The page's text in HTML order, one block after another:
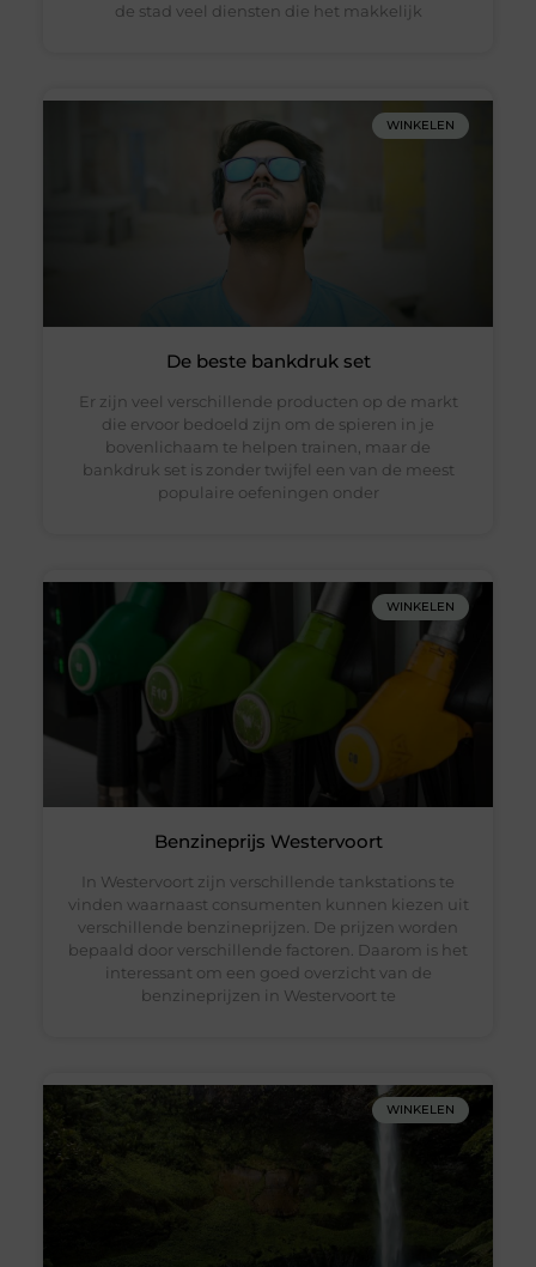
de stad veel diensten die het makkelijk
WINKELEN
De beste bankdruk set
Er zijn veel verschillende producten op de markt
die ervoor bedoeld zijn om de spieren in je
bovenlichaam te helpen trainen, maar de
bankdruk set is zonder twijfel een van de meest
populaire oefeningen onder
WINKELEN
Benzineprijs Westervoort
In Westervoort zijn verschillende tankstations te
vinden waarnaast consumenten kunnen kiezen uit
verschillende benzineprijzen. De prijzen worden
bepaald door verschillende factoren. Daarom is het
interessant om een goed overzicht van de
benzineprijzen in Westervoort te
WINKELEN